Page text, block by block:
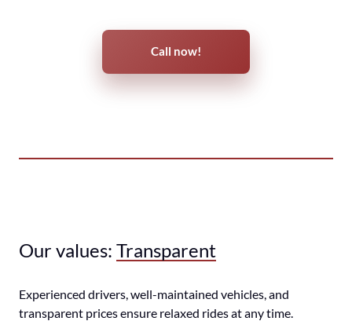
Call now!
Our values: Transparent
Experienced drivers, well-maintained vehicles, and
transparent prices ensure relaxed rides at any time.